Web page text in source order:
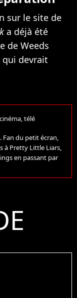
sur le site de
a déjà été
de Weeds
qui devrait
télé
Fan du petit écran,
à Pretty Little Liars,
en passant par